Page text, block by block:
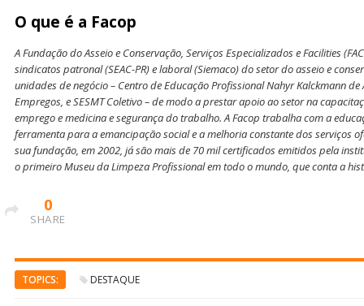
O que é a Facop
A Fundação do Asseio e Conservação, Serviços Especializados e Facilities
sindicatos patronal (SEAC-PR) e laboral (Siemaco) do setor do asseio e
unidades de negócio – Centro de Educação Profissional Nahyr Kalckmann de
Empregos, e SESMT Coletivo – de modo a prestar apoio ao setor na
emprego e medicina e segurança do trabalho. A Facop trabalha com a
ferramenta para a emancipação social e a melhoria constante dos serviços
sua fundação, em 2002, já são mais de 70 mil certificados emitidos pela
o primeiro Museu da Limpeza Profissional em todo o mundo, que conta a
0
SHARE
TOPICS: DESTAQUE